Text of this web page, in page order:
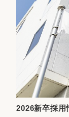
2026新卒採用